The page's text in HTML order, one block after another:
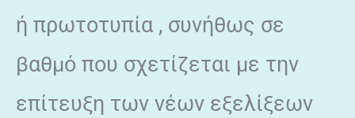
ή πρωτοτυπία , συνήθως σε
βαθμό που σχετίζεται με την
επίτευξη των νέων εξελίξεων